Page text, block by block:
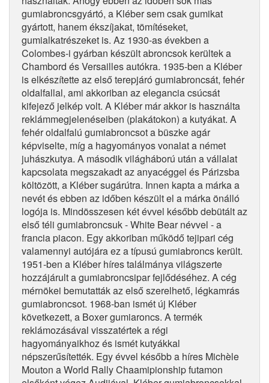
gumiabroncsgyártó, a Kléber sem csak gumikat
gyártott, hanem ékszíjakat, tömítéseket,
gumialkatrészeket is. Az 1930-as években a
Colombes-i gyárban készült abroncsok kerültek a
Chambord és Versailles autókra. 1935-ben a Kléber
is elkészítette az első terepjáró gumiabroncsát, fehér
oldalfallal, ami akkoriban az elegancia csúcsát
kifejező jelkép volt. A Kléber már akkor is használta
reklámmegjelenéseiben (plakátokon) a kutyákat. A
fehér oldalfalú gumiabroncsot a büszke agár
képviselte, míg a hagyományos vonalat a német
juhászkutya. A második világháború után a vállalat
kapcsolata megszakadt az anyacéggel és Párizsba
költözött, a Kléber sugárútra. Innen kapta a márka a
nevét és ebben az időben készült el a márka önálló
logója is. Mindösszesen két évvel később debütált az
első téli gumiabroncsuk - White Bear névvel - a
francia piacon. Egy akkoriban működő tejipari cég
valamennyi autójára ez a típusú gumiabroncs került.
1951-ben a Kléber híres találmánya világszerte
hozzájárult a gumiabroncsipar fejlődéséhez. A cég
mérnökei bemutatták az első szerelhető, légkamrás
gumiabroncsot. 1968-ban ismét új Kléber
következett, a Boxer gumiaroncs. A termék
reklámozásával visszatértek a régi
hagyományaikhoz és ismét kutyákkal
népszerűsítették. Egy évvel később a híres Michèle
Mouton a World Rally Chaamipionship futamon